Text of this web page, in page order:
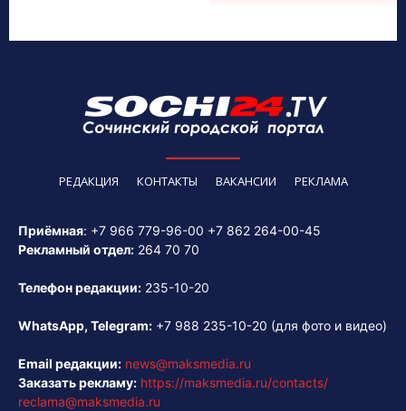
РЕДАКЦИЯ КОНТАКТЫ ВАКАНСИИ РЕКЛАМА
Приёмная: +7 966 779-96-00 +7 862 264-00-45
Рекламный отдел: 264 70 70
Телефон редакции: 235-10-20
WhatsApp, Telegram: +7 988 235-10-20 (для фото и видео)
Email редакции: news@maksmedia.ru
Заказать рекламу: https://maksmedia.ru/contacts/
reclama@maksmedia.ru